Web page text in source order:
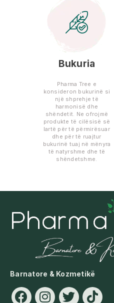
Bukuria
Pharma Tree e
konsideron bukurinë si
një shprehje të
harmonisë dhe
shëndetit. Ne ofrojmë
produkte të cilësisë së
lartë për të përmirësuar
dhe për të ruajtur
bukurinë tuaj në mënyra
të natyrshme dhe të
shëndetshme.
Barnatore & Kozmetikë